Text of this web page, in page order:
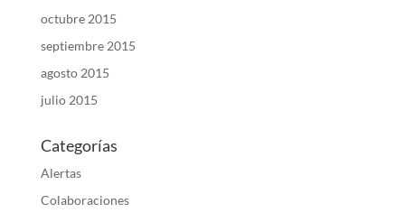
octubre 2015
septiembre 2015
agosto 2015
julio 2015
Categorías
Alertas
Colaboraciones